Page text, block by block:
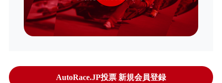
AutoRace.JP投票 新規会員登録